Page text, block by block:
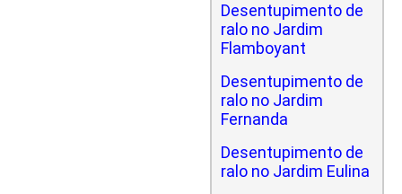
Desentupimento de
ralo no Jardim
Flamboyant
Desentupimento de
ralo no Jardim
Fernanda
Desentupimento de
ralo no Jardim Eulina